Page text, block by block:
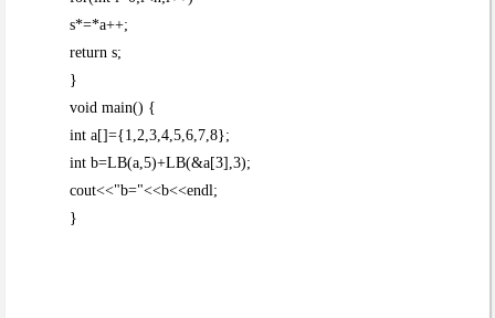
s*=*a++;
return s;
}
void main() {
int a[]={1,2,3,4,5,6,7,8};
int b=LB(a,5)+LB(&a[3],3);
cout<<"b="<<b<<endl;
}